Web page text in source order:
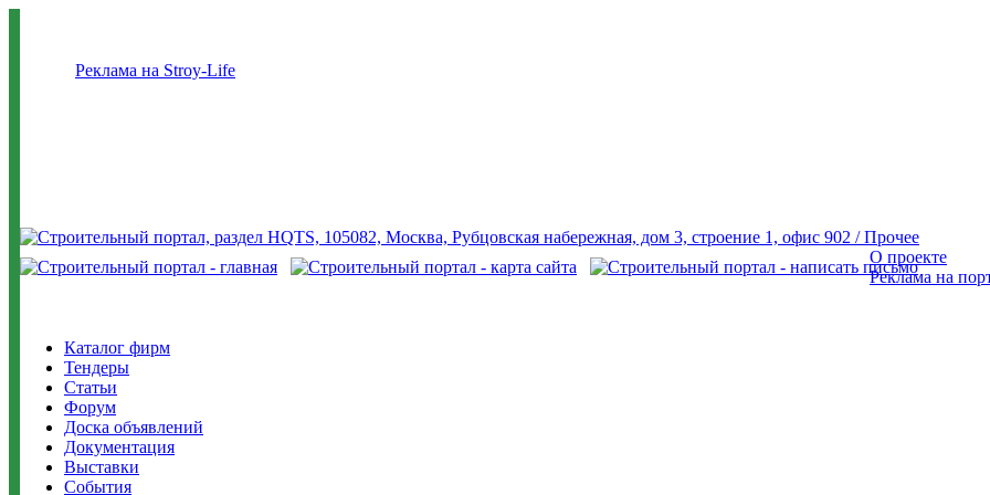
Реклама на Stroy-Life
О проекте
Реклама на
Каталог фирм
Тендеры
Статьи
Форум
Доска объявлений
Документация
Выставки
События